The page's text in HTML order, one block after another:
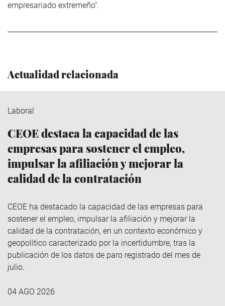
empresariado extremeño”.
Actualidad relacionada
Laboral
CEOE destaca la capacidad de las
empresas para sostener el empleo,
impulsar la afiliación y mejorar la
calidad de la contratación
CEOE ha destacado la capacidad de las empresas para
sostener el empleo, impulsar la afiliación y mejorar la
calidad de la contratación, en un contexto económico y
geopolítico caracterizado por la incertidumbre, tras la
publicación de los datos de paro registrado del mes de
julio.
04 AGO 2026